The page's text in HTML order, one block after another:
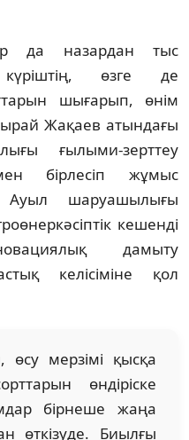
да назардан тыс
өзге де
шығарып, өнім
Жақаев атындағы
ғылыми-зерттеу
бірлесіп жұмыс
шаруашылығы
кешенді
дамыту
келісіміне қол
өсу мерзімі қысқа
өндіріске
бірнеше жаңа
өткізуде. Биылғы